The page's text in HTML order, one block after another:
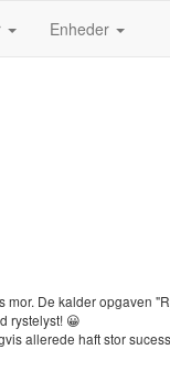
Enheder
De kalder opgaven
rystelyst! 😀
allerede haft stor